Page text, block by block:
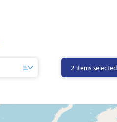
2 items selected